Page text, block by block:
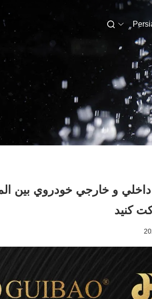
ميکنه که به 20 نمايشگاه داخلي و خارجي خودروي
کنيد